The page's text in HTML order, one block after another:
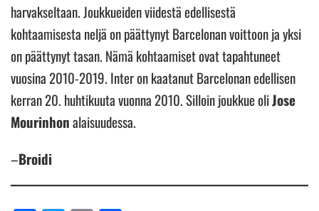
harvakseltaan. Joukkueiden viidestä edellisestä
kohtaamisesta neljä on päättynyt Barcelonan voittoon ja yksi
on päättynyt tasan. Nämä kohtaamiset ovat tapahtuneet
vuosina 2010-2019. Inter on kaatanut Barcelonan edellisen
kerran 20. huhtikuuta vuonna 2010. Silloin joukkue oliJose
Mourinhonalaisuudessa.
–Broidi